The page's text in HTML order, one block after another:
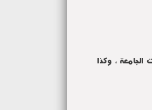
الجامعة ، وكذا